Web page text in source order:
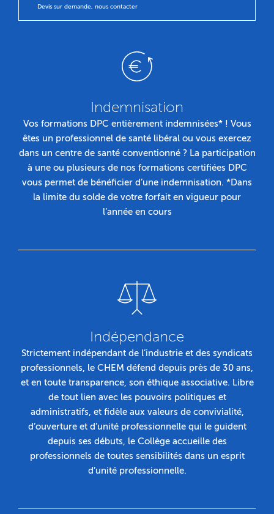
Devis sur demande, nous contacter
Indemnisation
Vos formations DPC entièrement indemnisées* ! Vous
êtes un professionnel de santé libéral ou vous exercez
dans un centre de santé conventionné ? La participation
à une ou plusieurs de nos formations certifiées DPC
vous permet de bénéficier d’une indemnisation. *Dans
la limite du solde de votre forfait en vigueur pour
l’année en cours
Indépendance
Strictement indépendant de l’industrie et des syndicats
professionnels, le CHEM défend depuis près de 30 ans,
et en toute transparence, son éthique associative. Libre
de tout lien avec les pouvoirs politiques et
administratifs, et fidèle aux valeurs de convivialité,
d’ouverture et d’unité professionnelle qui le guident
depuis ses débuts, le Collège accueille des
professionnels de toutes sensibilités dans un esprit
d’unité professionnelle.